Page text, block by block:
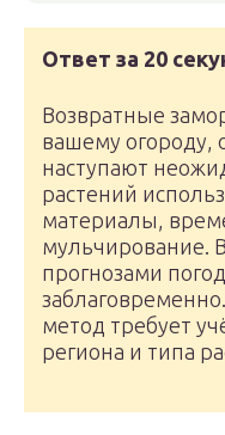
Ответ за 20
Возвратные
вашему огороду,
наступают
растений
материалы,
мульчирование.
прогнозами
метод требует
региона и типа